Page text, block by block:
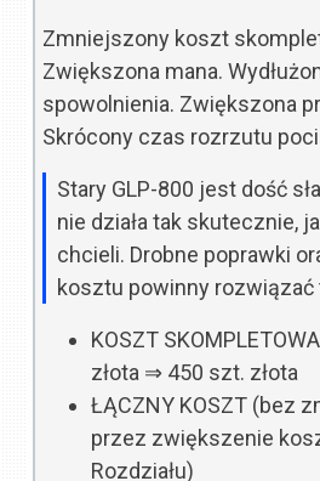
Zmniejszony koszt
Zwiększona mana.
spowolnienia. Zwiększona
Skrócony czas rozrzutu
Stary GLP-800 jest dość
nie działa tak skutecznie,
chcieli. Drobne poprawki
kosztu powinny rozwiązać
KOSZT
złota ⇒ 450 szt. złota
ŁĄCZNY KOSZT (bez
przez zwiększenie
Rozdziału)